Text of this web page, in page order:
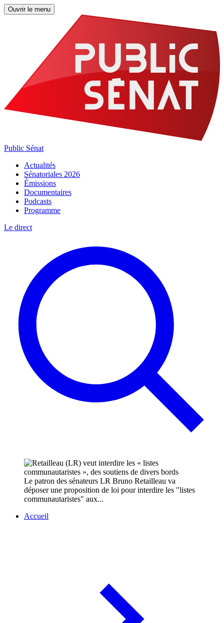
Ouvrir le menu
Public Sénat
Actualités
Sénatoriales 2026
Émissions
Documentaires
Podcasts
Programme
Le direct
Le patron des sénateurs LR Bruno Retailleau va
déposer une proposition de loi pour interdire les "listes
communautaristes" aux...
Accueil